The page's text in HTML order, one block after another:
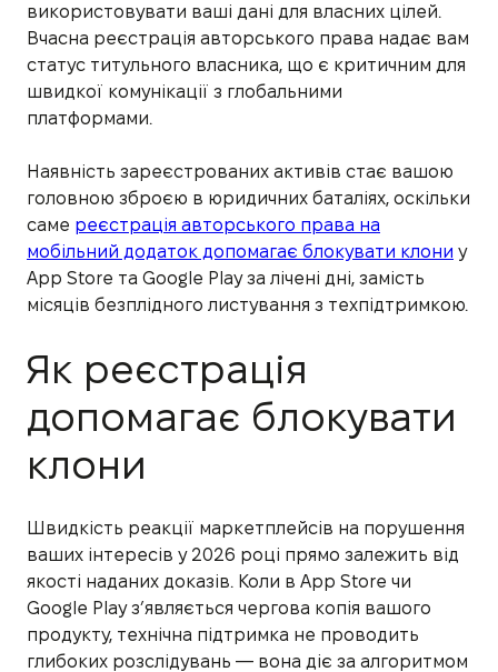
використовувати ваші дані для власних цілей.
Вчасна реєстрація авторського права надає вам
статус титульного власника, що є критичним для
швидкої комунікації з глобальними
платформами.
Наявність зареєстрованих активів стає вашою
головною зброєю в юридичних баталіях, оскільки
саме реєстрація авторського права на
мобільний додаток допомагає блокувати клони у
App Store та Google Play за лічені дні, замість
місяців безплідного листування з техпідтримкою.
Як реєстрація
допомагає блокувати
клони
Швидкість реакції маркетплейсів на порушення
ваших інтересів у 2026 році прямо залежить від
якості наданих доказів. Коли в App Store чи
Google Play з’являється чергова копія вашого
продукту, технічна підтримка не проводить
глибоких розслідувань — вона діє за алгоритмом